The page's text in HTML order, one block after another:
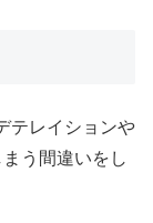
テレイションや
う間違いをし